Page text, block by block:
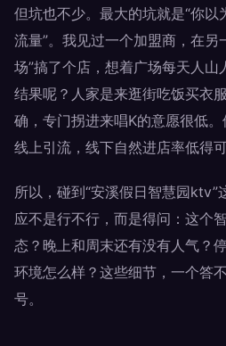
但坑也不少。最大的坑就是“你
流量”。我见过一个加盟商，在另
场”搞了个店，想着广场每天人山
结果呢？人家是来逛街吃饭买衣
确，专门拐进来唱K的意愿很低
线上引流，线下自然进店率低得可
所以，碰到“安溪假日智慧园ktv”
应不是行不行，而是得问：这个
态？晚上和周末还有没有人气？
环境怎么样？这些细节，一个答
号。